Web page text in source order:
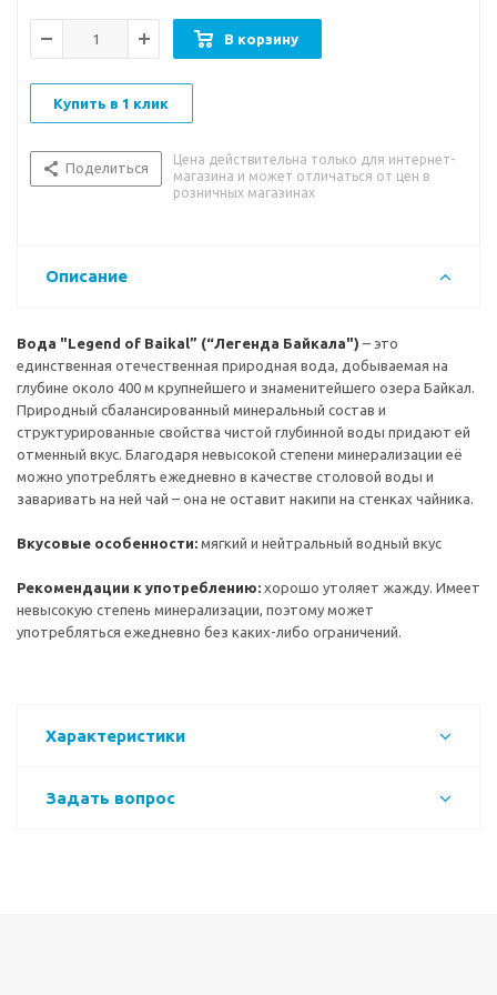
Вкусовые особенности:мягкий и нейтральный водный вкус
Имеет невысокую степень минерализации, поэтому может
употребляться ежедневно без каких-либо ограничений.
В корзину
Купить в 1 клик
Поделиться
Цена действительна только для интернет-
магазина и может отличаться от цен в
розничных магазинах
Описание
Вода "Legend of Baikal” (“Легенда Байкала") – это
единственная отечественная природная вода, добываемая на
глубине около 400 м крупнейшего и знаменитейшего озера Байкал.
Природный сбалансированный минеральный состав и
структурированные свойства чистой глубинной воды придают ей
отменный вкус. Благодаря невысокой степени минерализации её
можно употреблять ежедневно в качестве столовой воды и
заваривать на ней чай – она не оставит накипи на стенках чайника.
Вкусовые особенности: мягкий и нейтральный водный вкус
Рекомендации к употреблению: хорошо утоляет жажду. Имеет
невысокую степень минерализации, поэтому может
употребляться ежедневно без каких-либо ограничений.
Характеристики
Задать вопрос